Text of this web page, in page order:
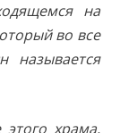
на
во все
храма,